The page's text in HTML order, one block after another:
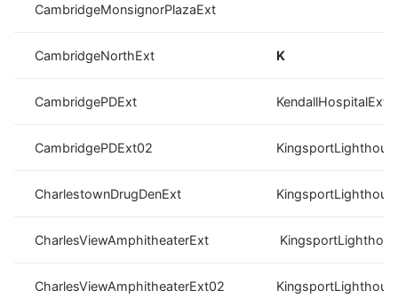
CambridgeMonsignorPlazaExt
CambridgeNorthExt K
CambridgePDExt KendallHospitalExt
CambridgePDExt02
CharlestownDrugDenExt
CharlesViewAmphitheaterExt
CharlesViewAmphitheaterExt02